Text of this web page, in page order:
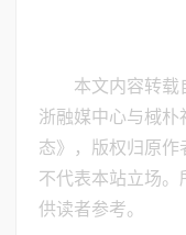
本文内容转载
浙融媒中心与棫朴
态》，版权归原作
不代表本站立场。
供读者参考。